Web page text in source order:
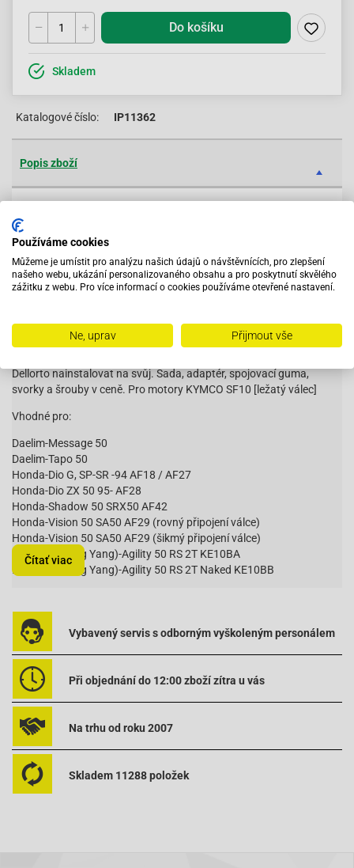
Do košíku
Skladem
Katalogové číslo: IP11362
Popis zboží
Otázka na prodavače
Popis zboží
Dellorto nainstalovat na svůj. Sada, adaptér, spojovací guma,
svorky a šrouby v ceně. Pro motory KYMCO SF10 [ležatý válec]
Vhodné pro:
Daelim-Message 50
Daelim-Tapo 50
Honda-Dio G, SP-SR -94 AF18 / AF27
Honda-Dio ZX 50 95- AF28
Honda-Shadow 50 SRX50 AF42
Honda-Vision 50 SA50 AF29 (rovný připojení válce)
Honda-Vision 50 SA50 AF29 (šikmý připojení válce)
Kymco (Kwang Yang)-Agility 50 RS 2T KE10BA
Kymco (Kwang Yang)-Agility 50 RS 2T Naked KE10BB
Kymco (Kwang Yang)-DJ 50 SA10AA
Kymco (Kwang Yang)-Dink 50 SH10C
Kymco (Kwang Yang)-Fever 1 50 ZX50 KCA SA10AL
Kymco (Kwang Yang)-Fever 2 50 ZXII Super Fever SC10AS
Kymco (Kwang Yang)-Grand Dink 50 SF10JA
Kymco (Kwang Yang)-Grand Dink 50S SF10JB
Kymco (Kwang Yang)-KB 50 Meteorit Scout 50
Kymco (Kwang Yang)-Like 50 2T KE10AA
Kymco (Kwang Yang)-MXU 50
Kymco (Kwang Yang)-MXer 50
Kymco (Kwang Yang)-Maxxer 50
Čítať viac
Vybavený servis s odborným vyškoleným personálem
Při objednání do 12:00 zboží zítra u vás
Na trhu od roku 2007
Skladem 11288 položek
Používáme cookies
Můžeme je umístit pro analýzu našich údajů o návštěvnících, pro zlepšení
našeho webu, ukázání personalizovaného obsahu a pro poskytnutí skvělého
zážitku z webu. Pro více informací o cookies používáme otevřené nastavení.
Ne, uprav Přijmout vše